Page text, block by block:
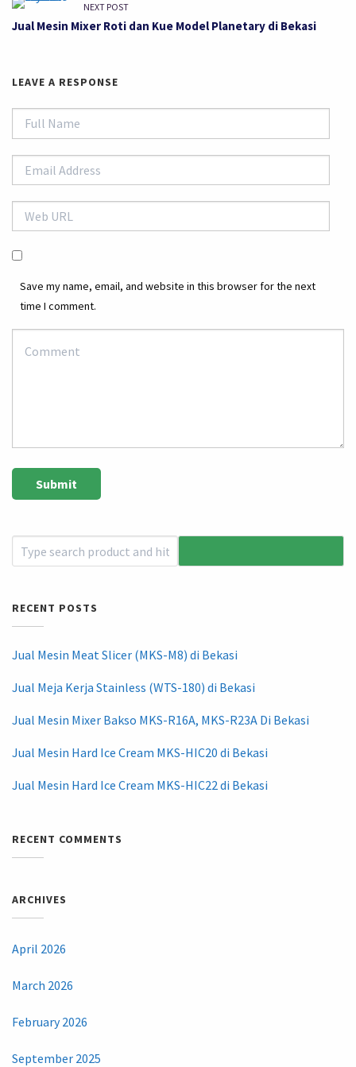
NEXT POST
Jual Mesin Mixer Roti dan Kue Model Planetary di Bekasi
LEAVE A RESPONSE
Save my name, email, and website in this browser for the next
time I comment.
RECENT POSTS
Jual Mesin Meat Slicer (MKS-M8) di Bekasi
Jual Meja Kerja Stainless (WTS-180) di Bekasi
Jual Mesin Mixer Bakso MKS-R16A, MKS-R23A Di Bekasi
Jual Mesin Hard Ice Cream MKS-HIC20 di Bekasi
Jual Mesin Hard Ice Cream MKS-HIC22 di Bekasi
RECENT COMMENTS
ARCHIVES
April 2026
March 2026
February 2026
September 2025